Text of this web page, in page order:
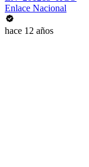
Enlace Nacional
hace 12 años